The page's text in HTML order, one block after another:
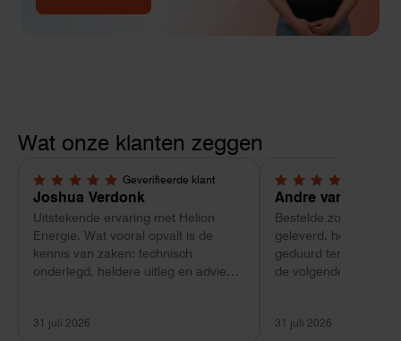
Wat onze klanten zeggen
Geverifieerde klant
5,0 van 5 sterren
Joshua Verdonk
Uitstekende ervaring met Helion
Energie. Wat vooral opvalt is de
kennis van zaken: technisch
onderlegd, heldere uitleg en advies
Ook de nazorg is uitgebreid.
31 juli 2026
4 van 5 sterren
Andre van
Bestelde
geleverd, heeft wel
geduurd terwijl bij
de volgende dag al
31 juli 2026